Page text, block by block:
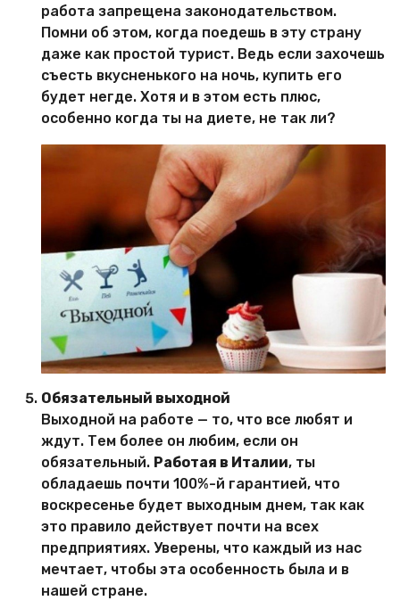
работа запрещена законодательством.
Помни об этом, когда поедешь в эту страну
даже как простой турист. Ведь если захочешь
съесть вкусненького на ночь, купить его
будет негде. Хотя и в этом есть плюс,
особенно когда ты на диете, не так ли?
Обязательный выходной
Выходной на работе — то, что все любят и
ждут. Тем более он любим, если он
обязательный. Работая в Италии, ты
обладаешь почти 100%-й гарантией, что
воскресенье будет выходным днем, так как
это правило действует почти на всех
предприятиях. Уверены, что каждый из нас
мечтает, чтобы эта особенность была и в
нашей стране.